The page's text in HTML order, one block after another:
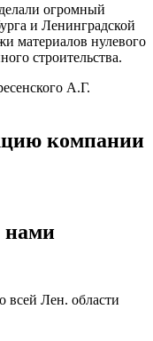
огромный
и Ленинградской
материалов нулевого
строительства.
А.Г.
компании
нами
всей Лен. области